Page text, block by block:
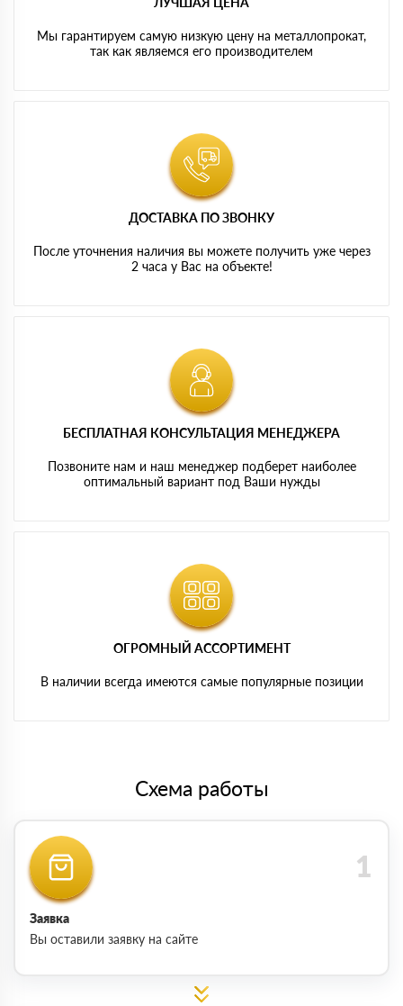
Мы гарантируем самую низкую цену на металлопрокат,
так как являемся его производителем
ДОСТАВКА ПО ЗВОНКУ
После уточнения наличия вы можете получить уже через
2 часа у Вас на объекте!
БЕСПЛАТНАЯ КОНСУЛЬТАЦИЯ МЕНЕДЖЕРА
Позвоните нам и наш менеджер подберет наиболее
оптимальный вариант под Ваши нужды
ОГРОМНЫЙ АССОРТИМЕНТ
В наличии всегда имеются самые популярные позиции
Схема работы
Заявка
Вы оставили заявку на сайте